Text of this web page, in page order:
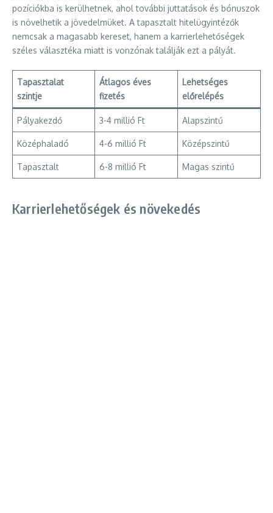
pozíciókba is kerülhetnek, ahol további juttatások és bónuszok
is növelhetik a jövedelmüket. A tapasztalt hitelügyintézők
nemcsak a magasabb kereset, hanem a karrierlehetőségek
széles választéka miatt is vonzónak találják ezt a pályát.
Tapasztalat
szintje
Átlagos éves
fizetés
Lehetséges
előrelépés
Pályakezdő 3-4 millió Ft Alapszintű
Középhaladó 4-6 millió Ft Középszintű
Tapasztalt 6-8 millió Ft Magas szintű
Karrierlehetőségek és növekedés